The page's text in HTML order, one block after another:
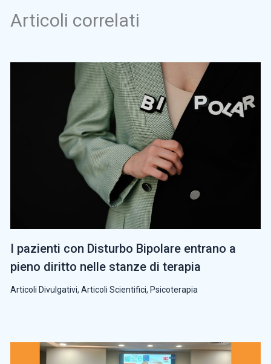
Articoli correlati
I pazienti con Disturbo Bipolare entrano a
pieno diritto nelle stanze di terapia
Articoli Divulgativi, Articoli Scientifici, Psicoterapia